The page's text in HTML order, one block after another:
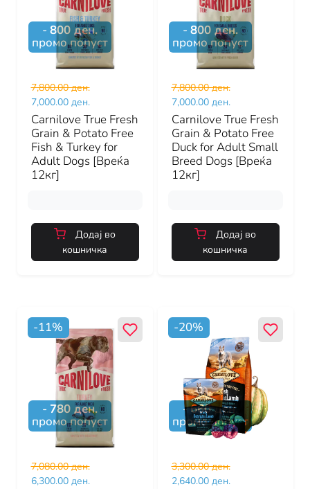
- 800ден.
промо попуст
7,800.00 ден.
7,000.00 ден.
Carnilove True Fresh
Grain & Potato Free
Fish & Turkey for
Adult Dogs [Вреќа
12кг]
Додај во
кошничка
- 800ден.
промо попуст
7,800.00 ден.
7,000.00 ден.
Carnilove True Fresh
Grain & Potato Free
Duck for Adult Small
Breed Dogs [Вреќа
12кг]
Додај во
кошничка
-11%
- 780ден.
промо попуст
7,080.00 ден.
6,300.00 ден.
-20%
-660ден.
промо попуст
3,300.00 ден.
2,640.00 ден.